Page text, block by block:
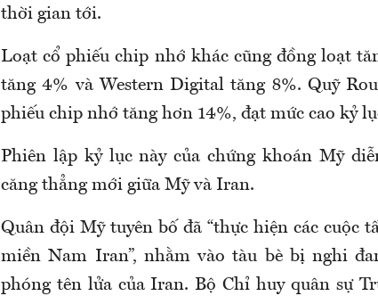
thời gian tới.
Loạt cổ phiếu chip nhớ khác cũng đồng loạt
tăng 4% và Western Digital tăng 8%. Quỹ
phiếu chip nhớ tăng hơn 14%, đạt mức cao kỷ
Phiên lập kỷ lục này của chứng khoán Mỹ
căng thẳng mới giữa Mỹ và Iran.
Quân đội Mỹ tuyên bố đã “thực hiện các cuộc
miền Nam Iran”, nhằm vào tàu bèbị nghi
phóng tên lửa của Iran. Bộ Chỉ huy quân sự